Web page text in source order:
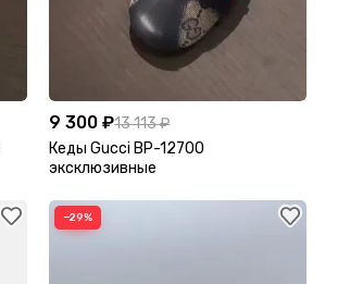
9 300 ₽13 113 ₽
Кеды Gucci BP-12700
эксклюзивные
−29%